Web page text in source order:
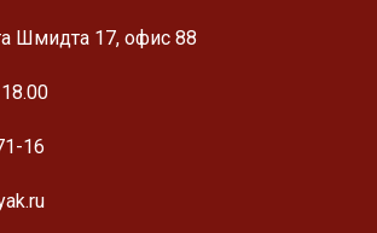
Шмидта 17, офис 88
16